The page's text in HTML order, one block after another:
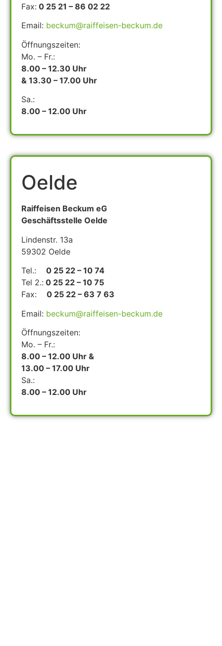
Fax: 0 25 21 – 86 02 22
Email: beckum@raiffeisen-beckum.de
Öffnungszeiten:
Mo. – Fr.:
8.00 – 12.30 Uhr
& 13.30 – 17.00 Uhr
Sa.:
8.00 – 12.00 Uhr
Oelde
Raiffeisen Beckum eG
Geschäftsstelle Oelde
Lindenstr. 13a
59302 Oelde
Tel.: 0 25 22 – 10 74
Tel 2.: 0 25 22 – 10 75
Fax: 0 25 22 – 63 7 63
Email: beckum@raiffeisen-beckum.de
Öffnungszeiten:
Mo. – Fr.:
8.00 – 12.00 Uhr &
13.00 – 17.00 Uhr
Sa.:
8.00 – 12.00 Uhr